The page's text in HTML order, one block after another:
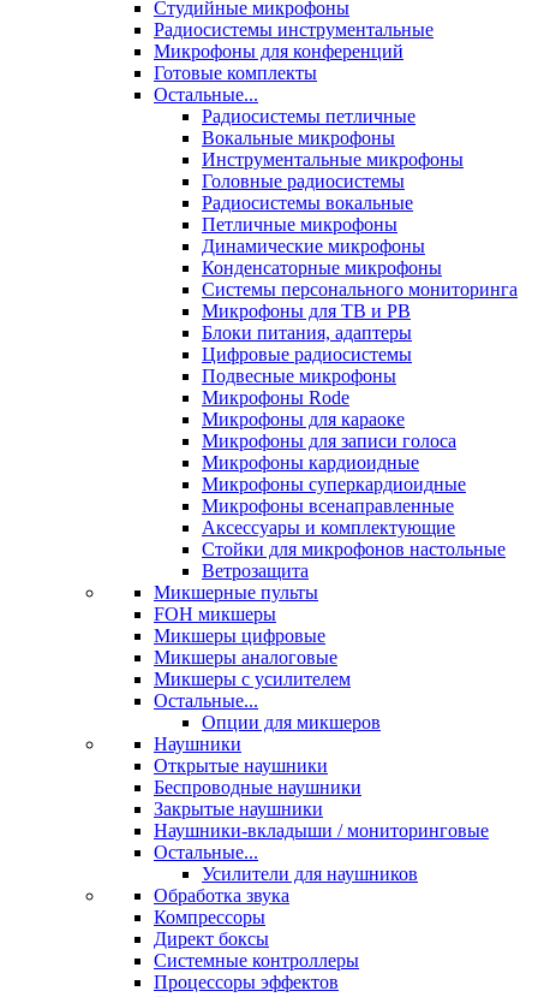
Студийные микрофоны
Радиосистемы инструментальные
Микрофоны для конференций
Готовые комплекты
Остальные...
Радиосистемы петличные
Вокальные микрофоны
Инструментальные микрофоны
Головные радиосистемы
Радиосистемы вокальные
Петличные микрофоны
Динамические микрофоны
Конденсаторные микрофоны
Системы персонального мониторинга
Микрофоны для ТВ и РВ
Блоки питания, адаптеры
Цифровые радиосистемы
Подвесные микрофоны
Микрофоны Rode
Микрофоны для караоке
Микрофоны для записи голоса
Микрофоны кардиоидные
Микрофоны суперкардиоидные
Микрофоны всенаправленные
Аксессуары и комплектующие
Стойки для микрофонов настольные
Ветрозащита
Микшерные пульты
FOH микшеры
Микшеры цифровые
Микшеры аналоговые
Микшеры с усилителем
Остальные...
Опции для микшеров
Наушники
Открытые наушники
Беспроводные наушники
Закрытые наушники
Наушники-вкладыши / мониторинговые
Остальные...
Усилители для наушников
Обработка звука
Компрессоры
Директ боксы
Системные контроллеры
Процессоры эффектов